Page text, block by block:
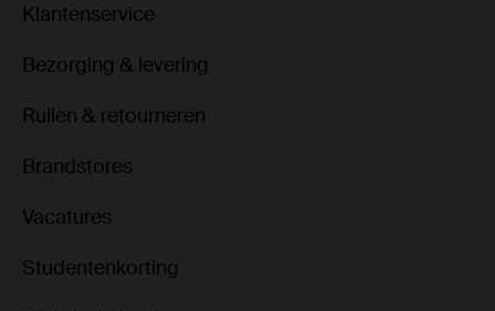
Klantenservice
Bezorging & levering
Ruilen & retourneren
Brandstores
Vacatures
Studentenkorting